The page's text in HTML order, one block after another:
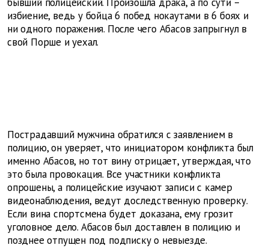
избиение, ведь у бойца 6 побед нокаутами в 6 боях и
ни одного поражения. После чего Абасов запрыгнул в
свой Порше и уехал.
Пострадавший мужчина обратился с заявлением в
полицию, он уверяет, что инициатором конфликта был
именно Абасов, но тот вину отрицает, утверждая, что
это была провокация. Все участники конфликта
опрошены, а полицейские изучают записи с камер
видеонаблюдения, ведут доследственную проверку.
Если вина спортсмена будет доказана, ему грозит
уголовное дело. Абасов был доставлен в полицию и
позднее отпущен под подписку о невыезде.